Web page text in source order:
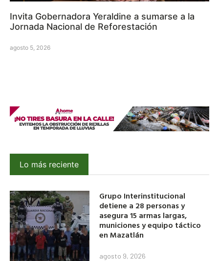
Invita Gobernadora Yeraldine a sumarse a la
Jornada Nacional de Reforestación
agosto 5, 2026
Lo más reciente
Grupo Interinstitucional
detiene a 28 personas y
asegura 15 armas largas,
municiones y equipo táctico
en Mazatlán
agosto 9, 2026